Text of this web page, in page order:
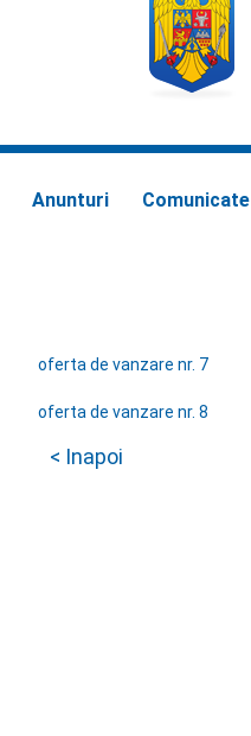
Anunturi Comunicate
oferta de vanzare nr. 7
oferta de vanzare nr. 8
< Inapoi